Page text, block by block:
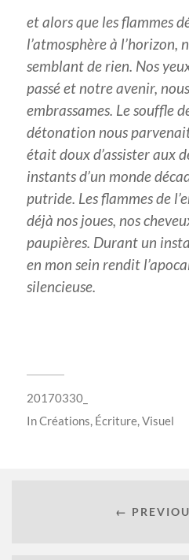
et alors que les flammes
l’atmosphère à l’horizon,
semblant de rien. Nos
passé et notre avenir,
embrassames. Le souffle
détonation nous
était doux d’assister aux
instants d’un monde
putride. Les flammes de
déjà nos joues, nos
paupières. Durant un
en mon sein rendit
silencieuse.
20170330_
InCréations, Écriture,Visuel
←